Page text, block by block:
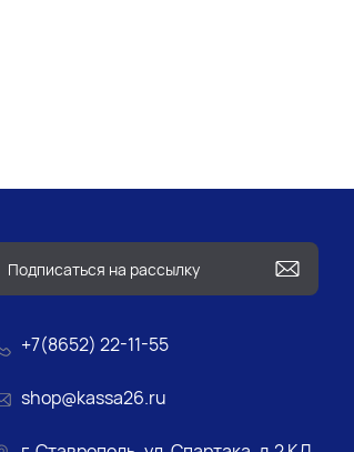
+7(8652) 22-11-55
shop@kassa26.ru